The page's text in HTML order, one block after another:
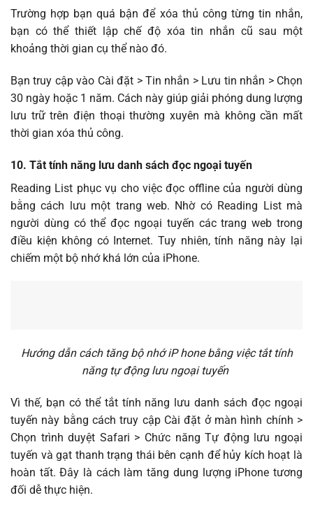
Trường hợp bạn quá bận để xóa thủ công từng tin nhắn,
bạn có thể thiết lập chế độ xóa tin nhắn cũ sau một
khoảng thời gian cụ thể nào đó.
Bạn truy cập vào Cài đặt > Tin nhắn > Lưu tin nhắn > Chọn
30 ngày hoặc 1 năm. Cách này giúp giải phóng dung lượng
lưu trữ trên điện thoại thường xuyên mà không cần mất
thời gian xóa thủ công.
10. Tắt tính năng lưu danh sách đọc ngoại tuyến
Reading List phục vụ cho việc đọc offline của người dùng
bằng cách lưu một trang web. Nhờ có Reading List mà
người dùng có thể đọc ngoại tuyến các trang web trong
điều kiện không có Internet. Tuy nhiên, tính năng này lại
chiếm một bộ nhớ khá lớn của iPhone.
Hướng dẫn cách tăng bộ nhớ iP hone bằng việc tắt tính
năng tự động lưu ngoại tuyến
Vì thế, bạn có thể tắt tính năng lưu danh sách đọc ngoại
tuyến này bằng cách truy cập Cài đặt ở màn hình chính >
Chọn trình duyệt Safari > Chức năng Tự động lưu ngoại
tuyến và gạt thanh trạng thái bên cạnh để hủy kích hoạt là
hoàn tất. Đây là cách làm tăng dung lượng iPhone tương
đối dễ thực hiện.